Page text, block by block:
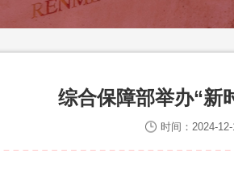
综合保障部举办“新
时间：2024-